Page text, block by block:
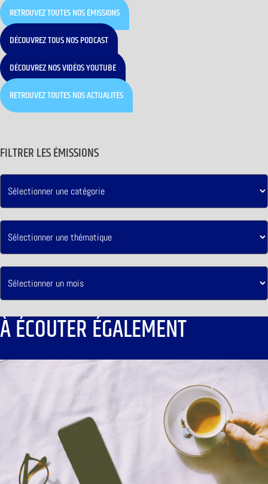
RETROUVEZ TOUTES NOS ÉMISSIONS
DÉCOUVREZ TOUS NOS PODCAST
DÉCOUVREZ NOS VIDÉOS YOUTUBE
RETROUVEZ TOUTES NOS ACTUALITÉS
FILTRER LES ÉMISSIONS
À ÉCOUTER ÉGALEMENT